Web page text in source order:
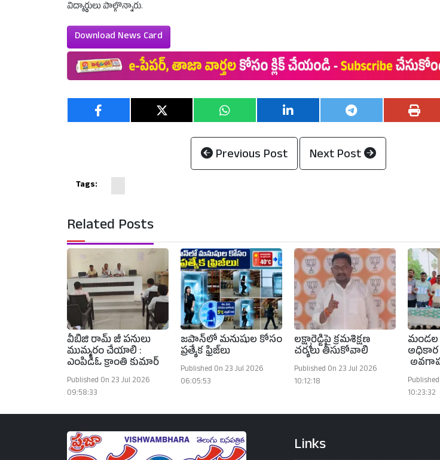
విద్యార్థులు పాల్గొన్నారు.
Download News Card
Previous Post Next Post
Tags:
Related Posts
వీబిజి రామ్ జీ పనులు
ముమ్మరం చేయాలి :
ఎంపిడిఓ క్రాంతి కుమార్
Published On 23 Jul 2026
09:58:33
జపాన్‌లో మనుషుల కోసం
ప్రత్యేక ఫ్రిజ్‌లు
Published On 23 Jul 2026
06:05:53
లక్ష్మారెడ్డిపై క్రమశిక్షణ
చర్యలు తీసుకోవాలి
Published On 23 Jul 2026
10:12:18
అధికార
10:23:32
Links